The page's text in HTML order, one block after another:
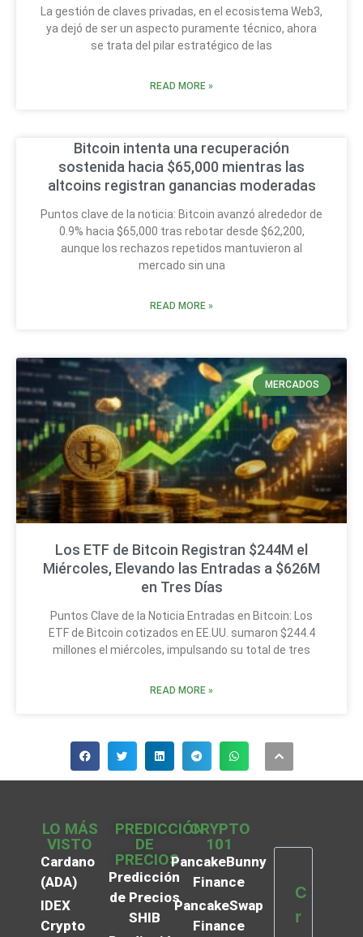
La gestión de claves privadas, en el ecosistema Web3,
ya dejó de ser un aspecto puramente técnico, ahora
se trata del pilar estratégico de las
READ MORE »
Bitcoin intenta una recuperación
sostenida hacia $65,000 mientras las
altcoins registran ganancias moderadas
Puntos clave de la noticia: Bitcoin avanzó alrededor de
0.9% hacia $65,000 tras rebotar desde $62,200,
aunque los rechazos repetidos mantuvieron al
mercado sin una
READ MORE »
MERCADOS
Los ETF de Bitcoin Registran $244M el
Miércoles, Elevando las Entradas a $626M
en Tres Días
Puntos Clave de la Noticia Entradas en Bitcoin: Los
ETF de Bitcoin cotizados en EE.UU. sumaron $244.4
millones el miércoles, impulsando su total de tres
READ MORE »
LO MÁS
VISTO
Cardano
(ADA)
IDEX
Crypto
PREDICCIÓN
DE
PRECIOS
Predicción
de Precios
SHIB
CRYPTO
101
PancakeBunny
Finance
PancakeSwap
Finance
C
r